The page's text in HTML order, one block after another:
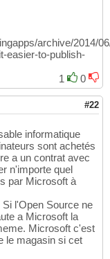
archive/2014/
easier-to-publish-
1
0
#22
informatique
sont achetés
a un contrat avec
n'importe quel
par Microsoft à
l'Open Source ne
a Microsoft la
Microsoft c'est
le magasin si cet